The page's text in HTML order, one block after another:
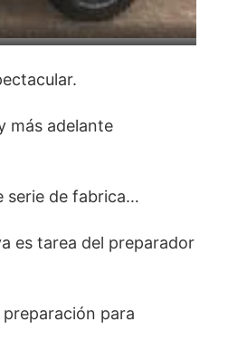
más adelante
serie de fabrica…
es tarea del preparador
para